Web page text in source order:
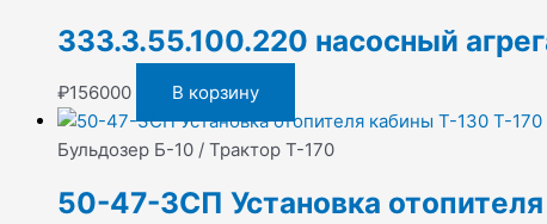
333.3.55.100.220 насосный
₽156000 В корзину
Бульдозер Б-10 / Трактор Т-170
50-47-3СП Установка